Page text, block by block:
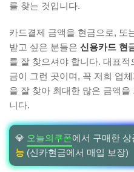
를 찾는 것입니다.
카드결제 금액을 현금으로, 또
받고 싶은 분들은 신용카드 현
를 잘 찾으셔야 합니다. 대표
금이 그런 곳이며, 꼭 저희 업
을 잘 찾아 최대한 많은 금액
니다.
💎 오늘의쿠폰에서 구매한 상
능 (신카현금에서 매입 보장)